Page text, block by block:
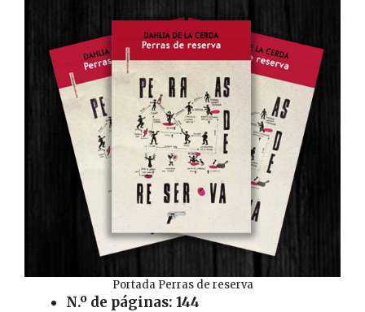
Portada Perras de reserva
N.º de páginas: 144